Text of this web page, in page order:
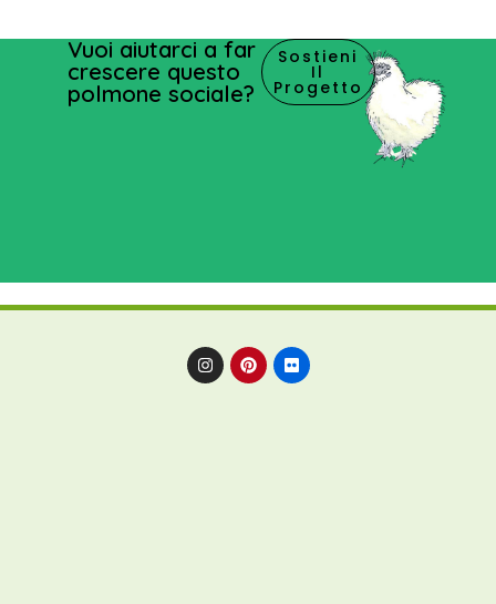
Vuoi aiutarci a far
crescere questo
polmone sociale?
Sostieni
Il
Progetto